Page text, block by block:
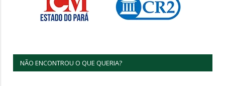
NÃO ENCONTROU O QUE QUERIA?